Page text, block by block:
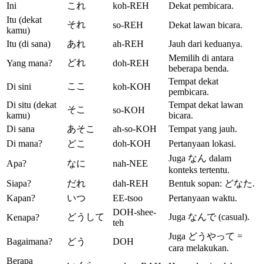
Ini
これ koh-REH
Dekat pembicara.
Itu (dekat
kamu)
それ so-REH
Dekat lawan bicara.
Itu (di sana)
あれ ah-REH
Jauh dari keduanya.
Yang mana?
どれ doh-REH
Memilih di antara
beberapa benda.
Di sini
ここ koh-KOH
Tempat dekat
pembicara.
Di situ (dekat
kamu)
そこ so-KOH
Tempat dekat lawan
bicara.
Di sana
あそこ ah-so-KOH
Tempat yang jauh.
Di mana?
どこ doh-KOH
Pertanyaan lokasi.
Apa?
なに nah-NEE
Juga なん dalam
konteks tertentu.
Siapa?
だれ dah-REH
Bentuk sopan: どなた.
Kapan?
いつ EE-tsoo
Pertanyaan waktu.
Kenapa?
どうして
DOH-shee-
teh
Juga なんで (casual).
Bagaimana? どう DOH
Juga どうやって =
cara melakukan.
Berapa